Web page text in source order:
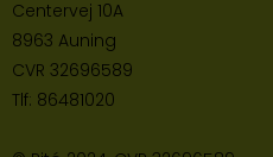
Centervej 10A
8963 Auning
CVR 32696589
Tlf: 86481020